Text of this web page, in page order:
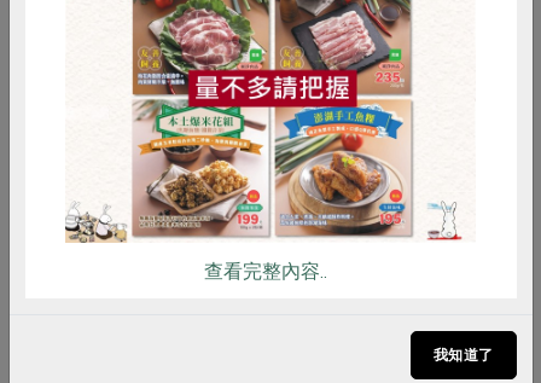
保證責任花蓮縣肉品運銷合作社
RPET 食譜 減硝酸鹽
雞蛋 食安 共同購買
查看完整內容..
我知道了